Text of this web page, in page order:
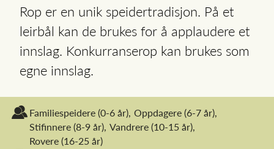
Rop er en unik speidertradisjon. På et
leirbål kan de brukes for å applaudere et
innslag. Konkurranserop kan brukes som
egne innslag.
Familiespeidere(0-6 år), Oppdagere(6-7 år),
Stifinnere(8-9 år), Vandrere(10-15 år),
Rovere(16-25 år)